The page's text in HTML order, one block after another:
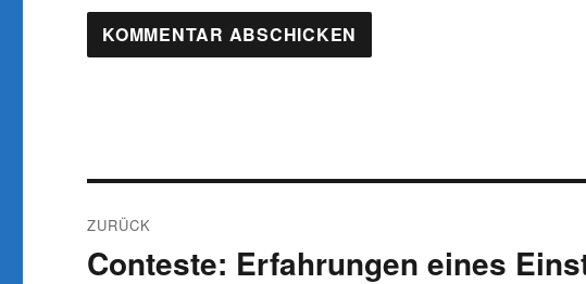
ZURÜCK
Vorheriger
Conteste: Erfahrungen eines